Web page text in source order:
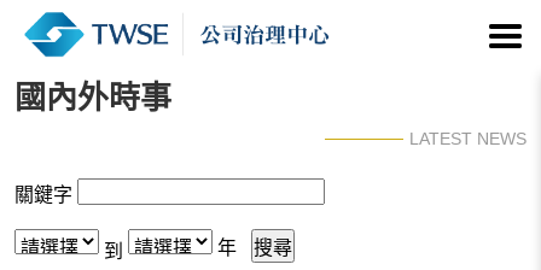
國內外時事
LATEST NEWS
關鍵字
到 年